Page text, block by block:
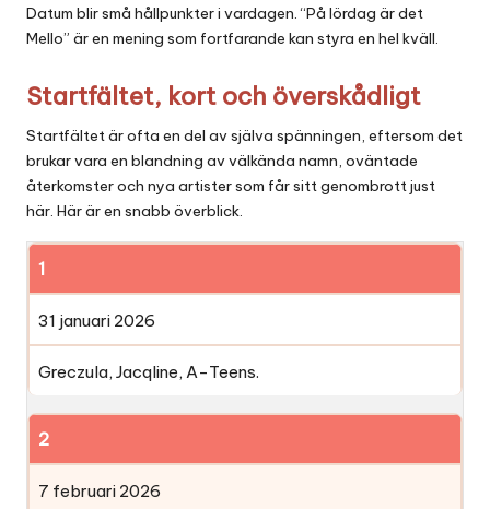
Datum blir små hållpunkter i vardagen. “På lördag är det
Mello” är en mening som fortfarande kan styra en hel kväll.
Startfältet, kort och överskådligt
Startfältet är ofta en del av själva spänningen, eftersom det
brukar vara en blandning av välkända namn, oväntade
återkomster och nya artister som får sitt genombrott just
här. Här är en snabb överblick.
1
31 januari 2026
Greczula, Jacqline, A-Teens.
2
7 februari 2026